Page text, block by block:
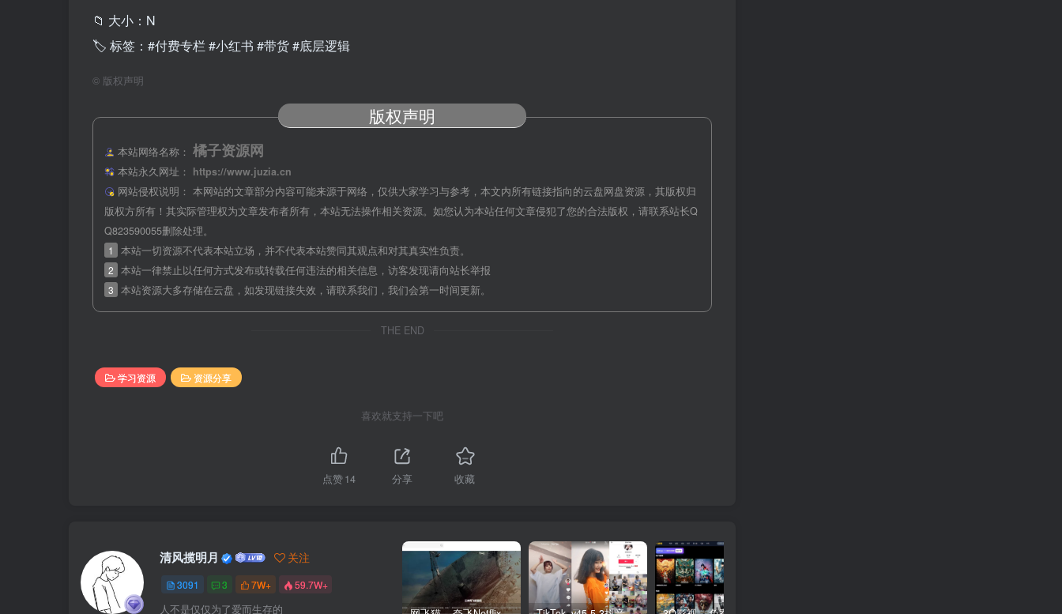
📁 大小：N
🏷 标签：#付费专栏 #小红书 #带货 #底层逻辑
© 版权声明
版权声明
本站网络名称： 橘子资源网
本站永久网址：
https://www.juzia.cn
网站侵权说明： 本网站的文章部分内容可能来源于网络，仅供大家学习与参考，本文内所有链接指向的云盘网盘资源，其版权归
版权方所有！其实际管理权为文章发布者所有，本站无法操作相关资源。如您认为本站任何文章侵犯了您的合法版权，请联系站长Q
Q823590055删除处理。
1 本站一切资源不代表本站立场，并不代表本站赞同其观点和对其真实性负责。
2 本站一律禁止以任何方式发布或转载任何违法的相关信息，访客发现请向站长举报
3 本站资源大多存储在云盘，如发现链接失效，请联系我们，我们会第一时间更新。
THE END
学习资源 资源分享
喜欢就支持一下吧
点赞14 分享 收藏
清风揽明月 关注
3091 3 7W+ 59.7W+
人不是仅仅为了爱而生存的